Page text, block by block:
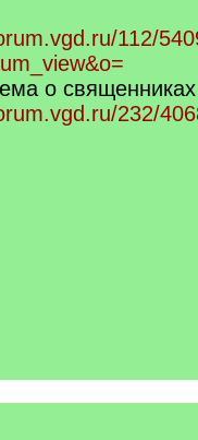
112/
о священниках
232/